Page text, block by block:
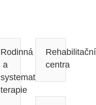
Rodinná
a
systematická
terapie
Rehabilitační
centra